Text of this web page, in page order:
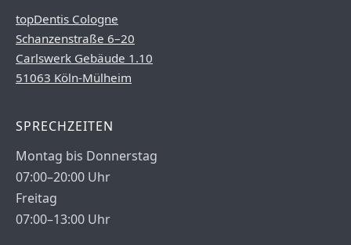
topDentis Cologne
Schanzenstraße 6–20
Carlswerk Gebäude 1.10
51063 Köln-Mülheim
SPRECHZEITEN
Montag bis Donnerstag
07:00–20:00 Uhr
Freitag
07:00–13:00 Uhr